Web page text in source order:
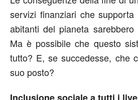
servizi finanziari che
abitanti del pianeta
Ma è possibile che questo
tutto? E, se succedesse, che
suo posto?